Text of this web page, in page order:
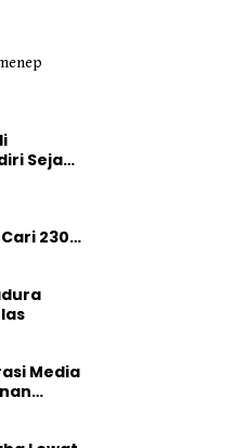
Sejak
230
Media